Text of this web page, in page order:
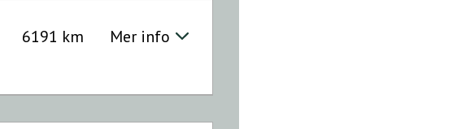
6191 km Mer info